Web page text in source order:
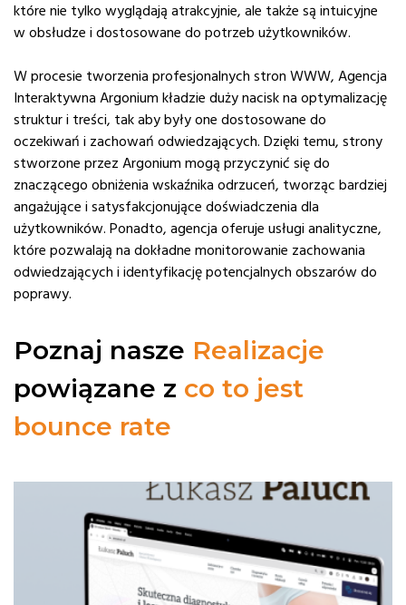
które nie tylko wyglądają atrakcyjnie, ale także są intuicyjne
w obsłudze i dostosowane do potrzeb użytkowników.
W procesie tworzenia profesjonalnych stron WWW, Agencja
Interaktywna Argonium kładzie duży nacisk na optymalizację
struktur i treści, tak aby były one dostosowane do
oczekiwań i zachowań odwiedzających. Dzięki temu, strony
stworzone przez Argonium mogą przyczynić się do
znaczącego obniżenia wskaźnika odrzuceń, tworząc bardziej
angażujące i satysfakcjonujące doświadczenia dla
użytkowników. Ponadto, agencja oferuje usługi analityczne,
które pozwalają na dokładne monitorowanie zachowania
odwiedzających i identyfikację potencjalnych obszarów do
poprawy.
Poznaj nasze Realizacje
powiązane z co to jest
bounce rate